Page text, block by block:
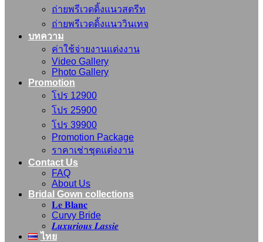
ถ่ายพรีเวดดิ้งแนวสตรีท
ถ่ายพรีเวดดิ้งแนววินเทจ
บทความ
ค่าใช้จ่ายงานแต่งงาน
Video Gallery
Photo Gallery
Promotion
โปร 12900
โปร 25900
โปร 39900
Promotion Package
ราคาเช่าชุดแต่งงาน
Contact Us
FAQ
About Us
Bridal Gown collections
𝐋𝐞 𝐁𝐥𝐚𝐧𝐜
Curvy Bride
𝑳𝒖𝒙𝒖𝒓𝒊𝒐𝒖𝒔 𝑳𝒂𝒔𝒔𝒊𝒆
ไทย